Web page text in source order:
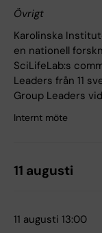
Övrigt
Karolinska
en nationell
SciLifeLab:s
Leaders från 11
Group Leaders
Internt möte
11 augusti
11 augusti 13:00